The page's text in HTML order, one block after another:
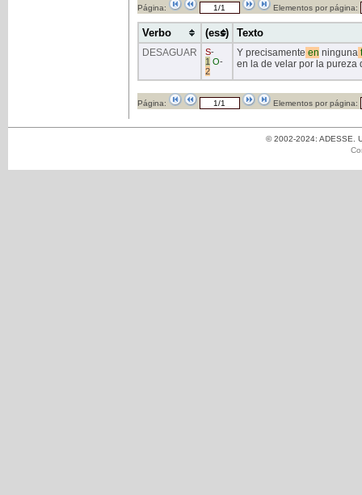
Página: Elementos por página:
Verbo (ess) Texto
DESAGUAR S-
1 O-
2
Y precisamente en ninguna
en la de velar por la pureza
Página: Elementos por página:
© 2002-2024: ADESSE.